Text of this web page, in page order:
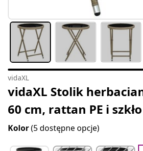
vidaXL
vidaXL Stolik
60 cm, rattan PE i
Kolor(5 dostępne opcje)